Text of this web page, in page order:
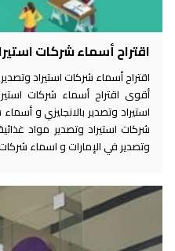
اقتراح أسماء شركات
اقتراح أسماء شركات استيراد
أقوى اقتراح أسماء شركات
استيراد وتصدير بالانجليزي و
شركات استيراد وتصدير مواد
وتصدير في الإمارات و اسماء